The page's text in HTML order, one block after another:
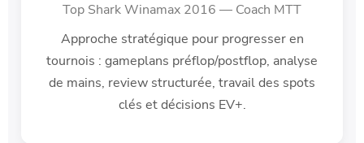
Top Shark Winamax 2016 — Coach MTT
Approche stratégique pour progresser en
tournois : gameplans préflop/postflop, analyse
de mains, review structurée, travail des spots
clés et décisions EV+.